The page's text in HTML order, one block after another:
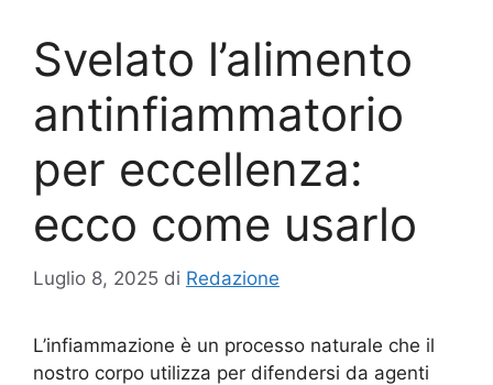
Svelato l’alimento
antinfiammatorio
per eccellenza:
ecco come usarlo
Luglio 8, 2025 di Redazione
L’infiammazione è un processo naturale che il
nostro corpo utilizza per difendersi da agenti